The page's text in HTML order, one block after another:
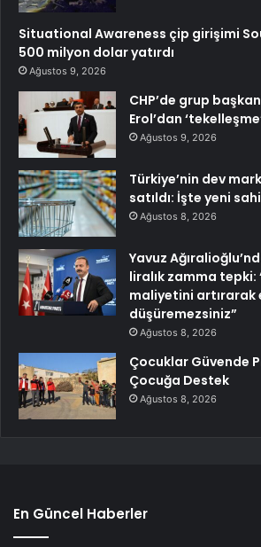
Situational Awareness çip girişimi
500 milyon dolar yatırdı
Ağustos 9, 2026
CHP’de grup
Erol’dan
Ağustos 9, 2026
Türkiye’nin dev
satıldı: İşte yeni
Ağustos 8, 2026
Yavuz
liralık zamma tepki:
maliyetini artırarak
düşüremezsiniz”
Ağustos 8, 2026
Çocuklar Güvende
Çocuğa Destek
Ağustos 8, 2026
En Güncel Haberler